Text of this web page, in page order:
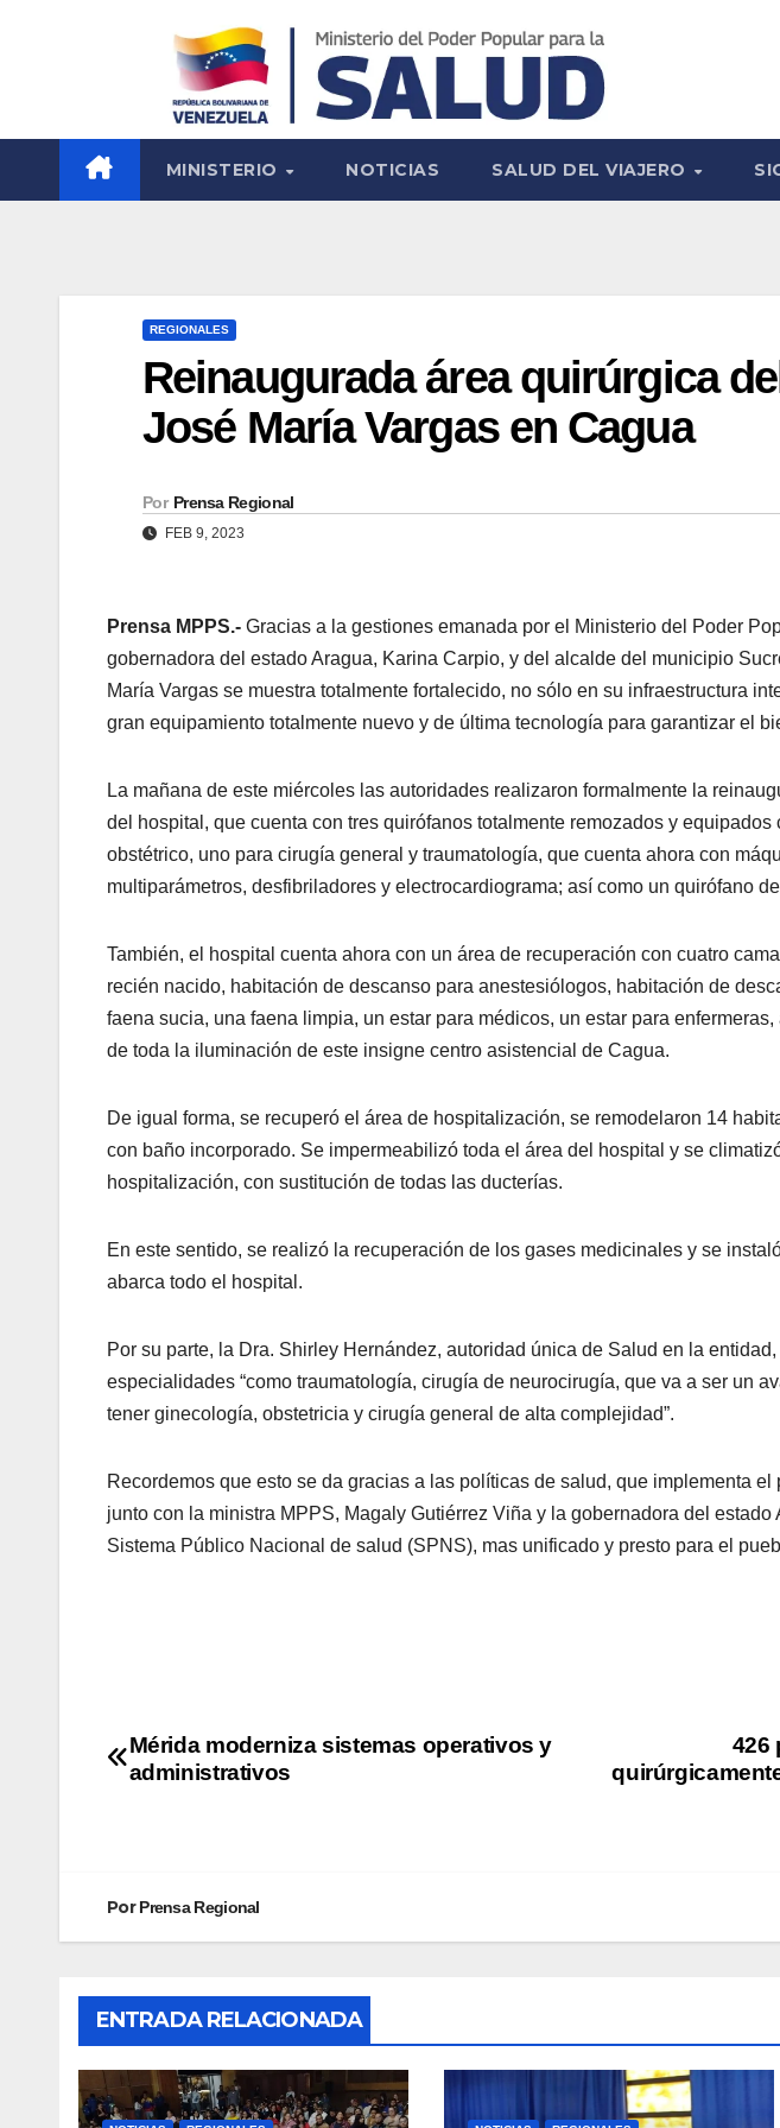
MINISTERIO NOTICIAS SALUD DEL VIAJERO
REGIONALES
Reinaugurada área quirúrgica
José María Vargas en Cagua
Por Prensa Regional
FEB 9, 2023
Prensa MPPS.- Gracias a la gestiones emanada por el Ministerio del Poder
gobernadora del estado Aragua, Karina Carpio, y del alcalde del municipio
María Vargas se muestra totalmente fortalecido, no sólo en su infraestructura
gran equipamiento totalmente nuevo y de última tecnología para garantizar el
La mañana de este miércoles las autoridades realizaron formalmente la
del hospital, que cuenta con tres quirófanos totalmente remozados y
obstétrico, uno para cirugía general y traumatología, que cuenta ahora con
multiparámetros, desfibriladores y electrocardiograma; así como un quirófano
También, el hospital cuenta ahora con un área de recuperación con cuatro
recién nacido, habitación de descanso para anestesiólogos, habitación de
faena sucia, una faena limpia, un estar para médicos, un estar para
de toda la iluminación de este insigne centro asistencial de Cagua.
De igual forma, se recuperó el área de hospitalización, se remodelaron 14
con baño incorporado. Se impermeabilizó toda el área del hospital y se
hospitalización, con sustitución de todas las ducterías.
En este sentido, se realizó la recuperación de los gases medicinales y se
abarca todo el hospital.
Por su parte, la Dra. Shirley Hernández, autoridad única de Salud en la
especialidades “como traumatología, cirugía de neurocirugía, que va a ser un
tener ginecología, obstetricia y cirugía general de alta complejidad”.
Recordemos que esto se da gracias a las políticas de salud, que implementa
junto con la ministra MPPS, Magaly Gutiérrez Viña y la gobernadora del
Sistema Público Nacional de salud (SPNS), mas unificado y presto para el
426
Mérida moderniza sistemas operativos y
administrativos
PorPrensa Regional
ENTRADA RELACIONADA